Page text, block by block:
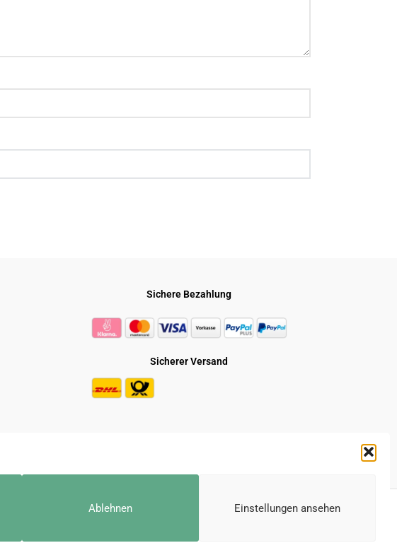
Ablehnen Einstellungen ansehen
Sichere Bezahlung
Sicherer Versand
* Alle Preise inkl. der gesetzl. MwSt.
Die durchgestrichenen Preise entsprechen dem bisherigen Preis bei Gravuru.